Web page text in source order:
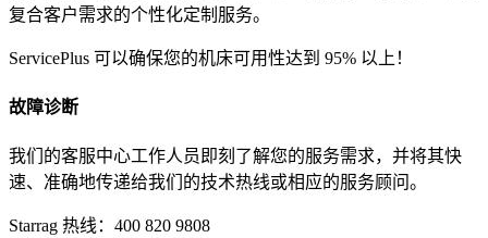
复合客户需求的个性化定制服务。
ServicePlus 可以确保您的机床可用性达到 95% 以上！
故障诊断
我们的客服中心工作人员即刻了解您的服务需求，并将其快
速、准确地传递给我们的技术热线或相应的服务顾问。
Starrag 热线：400 820 9808